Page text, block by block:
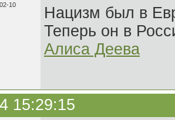
10
Нацизм был в
Теперь он в
Алиса Деева
15:29:15